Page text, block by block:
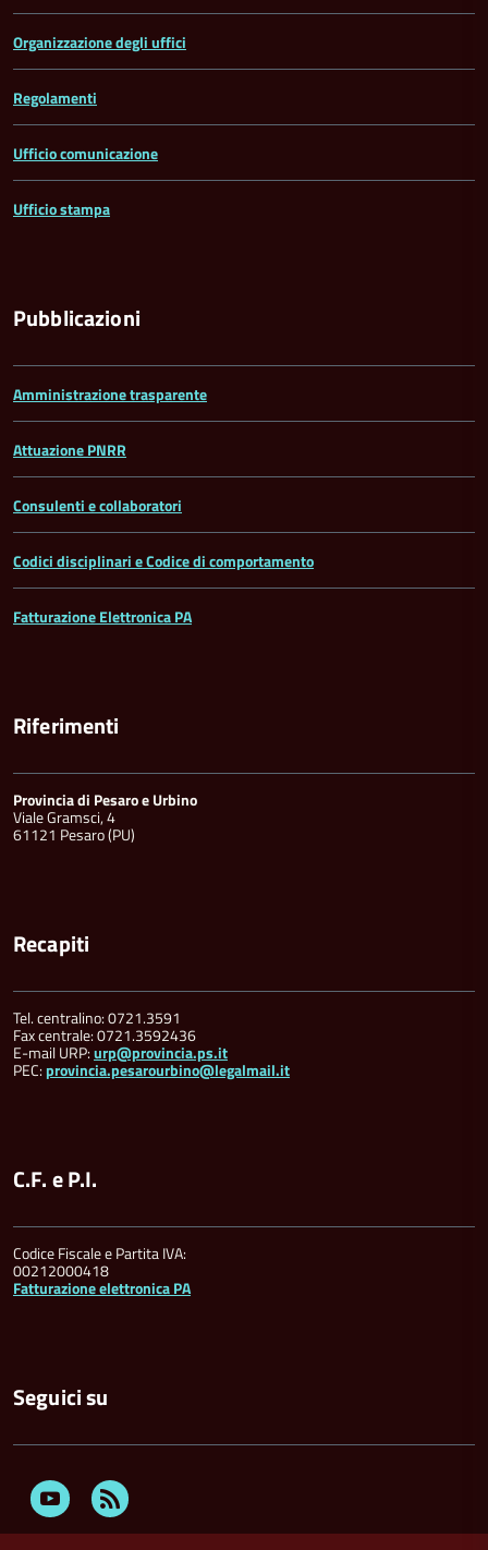
Organizzazione degli uffici
Regolamenti
Ufficio comunicazione
Ufficio stampa
Pubblicazioni
Amministrazione trasparente
Attuazione PNRR
Consulenti e collaboratori
Codici disciplinari e Codice di comportamento
Fatturazione Elettronica PA
Riferimenti
Provincia di Pesaro e Urbino
Viale Gramsci, 4
61121 Pesaro (PU)
Recapiti
Tel. centralino: 0721.3591
Fax centrale: 0721.3592436
E-mail URP:urp@provincia.ps.it
PEC:provincia.pesarourbino@legalmail.it
C.F. e P.I.
Codice Fiscale e Partita IVA:
00212000418
Fatturazione elettronica PA
Seguici su
Youtube